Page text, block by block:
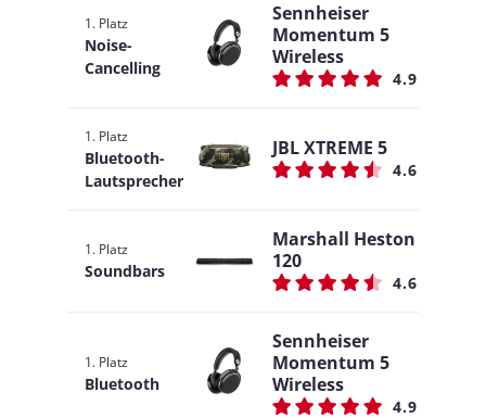
1. Platz
Noise-
Cancelling
Sennheiser
Momentum 5
Wireless
4.9
1. Platz
Bluetooth-
Lautsprecher
JBL XTREME 5
4.6
1. Platz
Soundbars
Marshall Heston
120
4.6
1. Platz
Bluetooth
Sennheiser
Momentum 5
Wireless
4.9